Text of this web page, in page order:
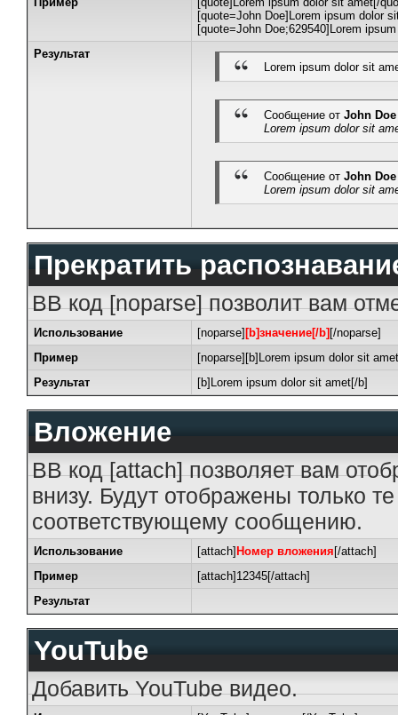
[quote=John Doe]Lorem ipsum dolor
[quote=John Doe;629540]Lorem
Результат
Lorem ipsum dolor sit
Сообщение от John Doe
Lorem ipsum dolor sit
Сообщение от John Doe
Lorem ipsum dolor sit
Прекратить
BB код [noparse] позволит вам
Использование [noparse] [b]значение[/b] [/noparse]
Пример
[noparse][b]Lorem ipsum dolor sit
Результат
[b]Lorem ipsum dolor sit amet[/b]
Вложение
BB код [attach] позволяет вам
внизу. Будут отображены только
соответствующему сообщению.
Использование [attach] Номер вложения [/attach]
Пример
[attach]12345[/attach]
Результат
YouTube
Добавить YouTube видео.